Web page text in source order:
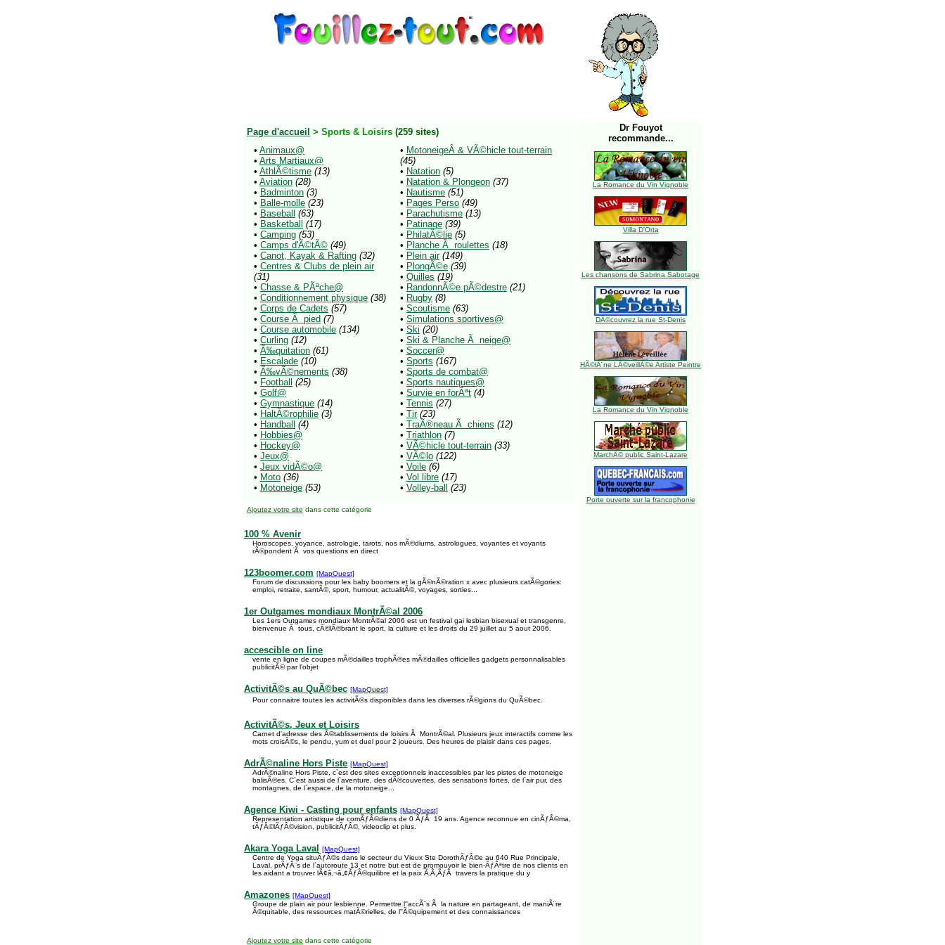
Page d'accueil > Sports & Loisirs (259 sites)
• Animaux@
• Arts Martiaux@
• AthlÃ©tisme (13)
• Aviation (28)
• Badminton (3)
• Balle-molle (23)
• Baseball (63)
• Basketball (17)
• Camping (53)
• Camps d'Ã©tÃ© (49)
• Canot, Kayak & Rafting (32)
• Centres & Clubs de plein air
(31)
• Chasse & PÃªche@
• Conditionnement physique (38)
• Corps de Cadets (57)
• Course Ã pied (7)
• Course automobile (134)
• Curling (12)
• Ã‰quitation (61)
• Escalade (10)
• Ã‰vÃ©nements (38)
• Football (25)
• Golf@
• Gymnastique (14)
• HaltÃ©rophilie (3)
• Handball (4)
• Hobbies@
• Hockey@
• Jeux@
• Jeux vidÃ©o@
• Moto (36)
• Motoneige (53)
• MotoneigeÂ & VÃ©hicle tout-terrain
(45)
• Natation (5)
• Natation & Plongeon (37)
• Nautisme (51)
• Pages Perso (49)
• Parachutisme (13)
• Patinage (39)
• PhilatÃ©lie (5)
• Planche Ã roulettes (18)
• Plein air (149)
• PlongÃ©e (39)
• Quilles (19)
• RandonnÃ©e pÃ©destre (21)
• Rugby (8)
• Scoutisme (63)
• Simulations sportives@
• Ski (20)
• Ski & Planche Ã neige@
• Soccer@
• Sports (167)
• Sports de combat@
• Sports nautiques@
• Survie en forÃªt (4)
• Tennis (27)
• Tir (23)
• TraÃ®neau Ã chiens (12)
• Triathlon (7)
• VÃ©hicle tout-terrain (33)
• VÃ©lo (122)
• Voile (6)
• Vol libre (17)
• Volley-ball (23)
Ajoutez votre site dans cette catégorie
100 % Avenir
Horoscopes, voyance, astrologie, tarots, nos mÃ©diums, astrologues, voyantes et voyants
rÃ©pondent Ã vos questions en direct
123boomer.com [MapQuest]
Forum de discussions pour les baby boomers et la gÃ©nÃ©ration x avec plusieurs catÃ©gories:
emploi, retraite, santÃ©, sport, humour, actualitÃ©, voyages, sorties...
1er Outgames mondiaux MontrÃ©al 2006
Les 1ers Outgames mondiaux MontrÃ©al 2006 est un festival gai lesbian bisexual et transgenre,
bienvenue Ã tous, cÃ©lÃ©brant le sport, la culture et les droits du 29 juillet au 5 aout 2006.
accescible on line
vente en ligne de coupes mÃ©dailles trophÃ©es mÃ©dailles officielles gadgets personnalisables
publicitÃ© par l'objet
ActivitÃ©s au QuÃ©bec [MapQuest]
Pour connaitre toutes les activitÃ©s disponibles dans les diverses rÃ©gions du QuÃ©bec.
ActivitÃ©s, Jeux et Loisirs
Carnet d'adresse des Ã©tablissements de loisirs Ã MontrÃ©al. Plusieurs jeux interactifs comme les
mots croisÃ©s, le pendu, yum et duel pour 2 joueurs. Des heures de plaisir dans ces pages.
AdrÃ©naline Hors Piste [MapQuest]
AdrÃ©naline Hors Piste, c`est des sites exceptionnels inaccessibles par les pistes de motoneige
balisÃ©es. C`est aussi de l`aventure, des dÃ©couvertes, des sensations fortes, de l`air pur, des
montagnes, de l`espace, de la motoneige...
Agence Kiwi - Casting pour enfants [MapQuest]
Representation artistique de comÃƒÂ©diens de 0 ÃƒÂ 19 ans. Agence reconnue en cinÃƒÂ©ma,
tÃƒÂ©lÃƒÂ©vision, publicitÃƒÂ©, videoclip et plus.
Akara Yoga Laval
[MapQuest]
Centre de Yoga situÃƒÂ©s dans le secteur du Vieux Ste DorothÃƒÂ©e au 640 Rue Principale,
Laval, prÃƒÂ¨s de l`autoroute 13 et notre but est de promouvoir le bien-ÃƒÂªtre de nos clients en
les aidant a trouver lÃ¢â‚¬â„¢ÃƒÂ©quilibre et la paix Ã‚Â¸ÃƒÂ travers la pratique du y
Amazones [MapQuest]
Groupe de plain air pour lesbienne. Permettre l''accÃ¨s Ã la nature en partageant, de maniÃ¨re
Ã©quitable, des ressources matÃ©rielles, de l''Ã©quipement et des connaissances
Dr Fouyot
recommande...
La Romance du Vin Vignoble
Villa D'Orta
Les chansons de Sabrina Sabotage
DÃ©couvrez la rue St-Denis
HÃ©lÃ¨ne LÃ©veillÃ©e Artiste Peintre
La Romance du Vin Vignoble
MarchÃ© public Saint-Lazare
Porte ouverte sur la francophonie
Ajoutez votre site dans cette catégorie